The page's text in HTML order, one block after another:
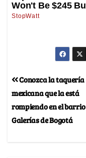
Conozca la taquería
mexicana que la está
rompiendo en el barrio
Galerías de Bogotá